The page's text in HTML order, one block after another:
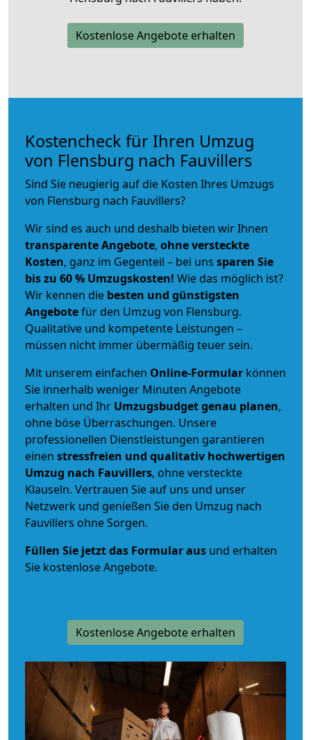
Kostenlose Angebote erhalten
Kostencheck für Ihren Umzug
von Flensburg nach Fauvillers
Sind Sie neugierig auf die Kosten Ihres Umzugs
von Flensburg nach Fauvillers?
Wir sind es auch und deshalb bieten wir Ihnen
transparente Angebote, ohne versteckte
Kosten, ganz im Gegenteil – bei uns sparen Sie
bis zu 60 % Umzugskosten! Wie das möglich ist?
Wir kennen die besten und günstigsten
Angebotefür den Umzug von Flensburg.
Qualitative und kompetente Leistungen –
müssen nicht immer übermäßig teuer sein.
Mit unserem einfachen Online-Formular können
Sie innerhalb weniger Minuten Angebote
erhalten und Ihr Umzugsbudgetgenau planen,
ohne böse Überraschungen. Unsere
professionellen Dienstleistungen garantieren
einen stressfreien und qualitativ hochwertigen
Umzug nach Fauvillers, ohne versteckte
Klauseln. Vertrauen Sie auf uns und unser
Netzwerk und genießen Sie den Umzug nach
Fauvillers ohne Sorgen.
Füllen Sie jetzt das Formular aus und erhalten
Sie kostenlose Angebote.
Kostenlose Angebote erhalten